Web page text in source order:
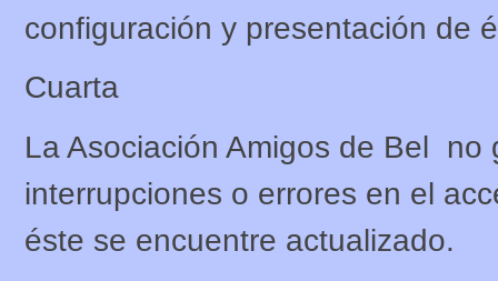
configuración y presentación de
Cuarta
La Asociación Amigos de Bel no
interrupciones o errores en el
éste se encuentre actualizado.